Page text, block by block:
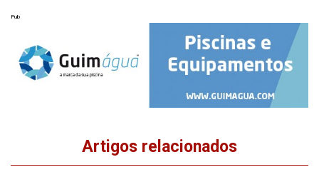
Pub
Artigos relacionados